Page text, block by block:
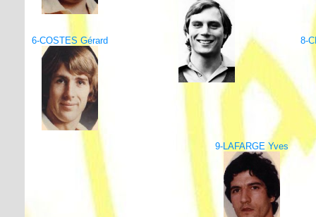
6-COSTES Gérard 8-
9-LAFARGE Yves